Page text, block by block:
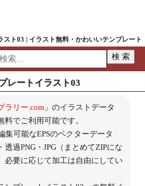
ト03 | イラスト無料・かわいいテンプレート
レートイラスト03
ラリー.com」のイラストデータ
でご利用可能です。
集可能なEPSのベクターデータ
透過PNG・JPG（まとめてZIPにな
必要に応じて加工は自由にしてい